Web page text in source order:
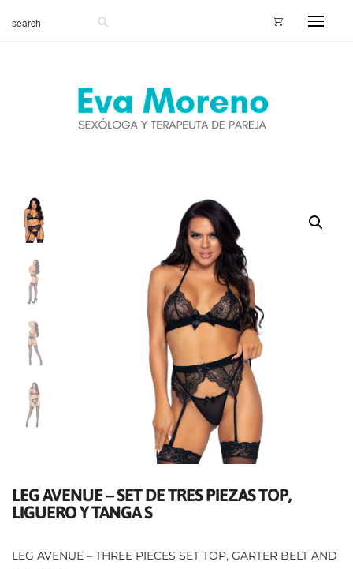
LEG AVENUE – SET DE TRES PIEZAS TOP,
LIGUERO Y TANGA S
LEG AVENUE – THREE PIECES SET TOP, GARTER BELT AND